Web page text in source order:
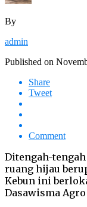
By
admin
Published on
Share
Tweet
Comment
Ditengah-
ruang hijau
Kebun ini
Dasawisma